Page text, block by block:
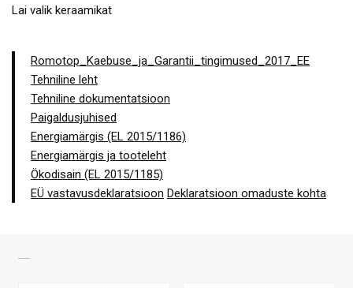
Lai valik keraamikat
Romotop_Kaebuse_ja_Garantii_tingimused_2017_EE
Tehniline leht
Tehniline dokumentatsioon
Paigaldusjuhised
Energiamärgis (EL 2015/1186)
Energiamärgis ja tooteleht
Ökodisain (EL 2015/1185)
EÜ vastavusdeklaratsioon Deklaratsioon omaduste kohta